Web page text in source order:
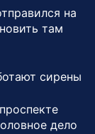
на
там
сирены
дело